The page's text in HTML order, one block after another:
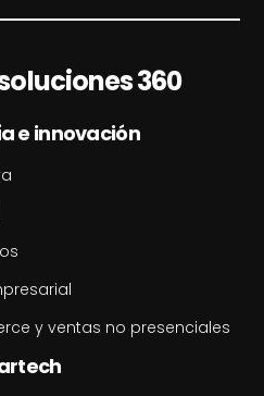
360
e innovación
y ventas no presenciales